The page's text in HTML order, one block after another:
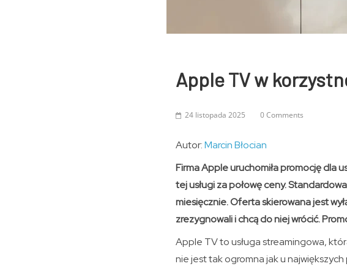
Apple TV w
24 listopada 2025 0 Comments
Autor:Marcin Błocian
Firma Apple uruchomiła promocję dla
tej usługi za połowę ceny.
miesięcznie. Oferta skierowana jest
zrezygnowali i chcą do niej wrócić.
Apple TV to usługa streamingowa,
nie jest tak ogromna jak u